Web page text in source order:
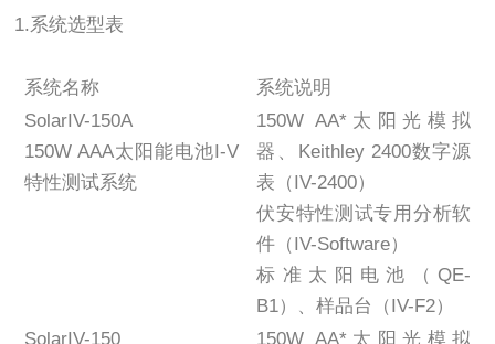
1.系统选型表
系统名称
系统说明
SolarIV-150A
150W AAA太阳能电池I-V
特性测试系统
150W AA*太阳光模拟
器、Keithley 2400数字源
表（IV-2400）
伏安特性测试专用分析软
件（IV-Software）
标准太阳电池（QE-
B1）、样品台（IV-F2）
SolarIV-150
150W AA*太阳光模拟